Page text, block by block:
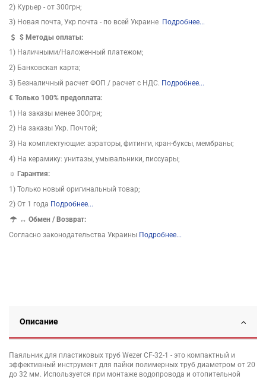
2) Курьер - от 300грн;
3) Новая почта, Укр почта - по всей Украине Подробнее...
$Методы оплаты:
1) Наличными/Наложенный платежом;
2) Банковская карта;
3) Безналичный расчет ФОП / расчет с НДС. Подробнее...
€ Только 100% предоплата:
1) На заказы менее 300грн;
2) На заказы Укр. Почтой;
3) На комплектующие: аэраторы, фитинги, кран-буксы, мембраны;
4) На керамику: унитазы, умывальники, писсуары;
☼ Гарантия:
1) Только новый оригинальный товар;
2) От 1 года Подробнее...
↔Обмен / Возврат:
Согласно законодательства Украины Подробнее...
Описание
Паяльник для пластиковых труб Wezer CF-32-1 - это компактный и
эффективный инструмент для пайки полимерных труб диаметром от 20
до 32 мм. Используется при монтаже водопровода и отопительной